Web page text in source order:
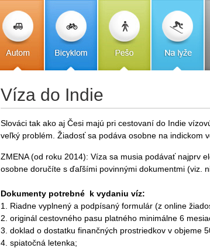
Víza do Indie
Slováci tak ako aj Česi majú pri cestovaní do Indie
veľký problém. Žiadosť sa podáva osobne na indickom
ZMENA (od roku 2014): Víza sa musia podávať najprv
osobne doručíte s ďaľšími povinnými dokumentmi (viz.
Dokumenty potrebné k vydaniu víz:
1. Riadne vyplnený a podpísaný formulár (z online
2. originál cestovného pasu platného minimálne 6
3. doklad o dostatku finančných prostriedkov v objeme
4. spiatočná letenka;